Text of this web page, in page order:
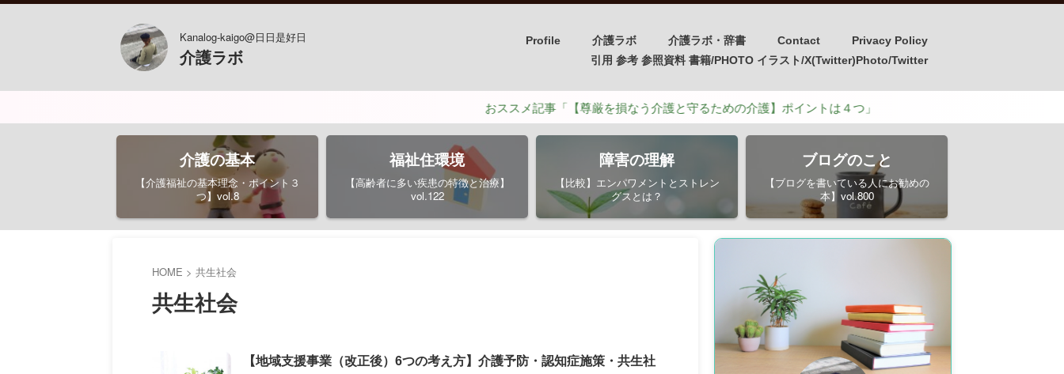
Kanalog-kaigo@日日是好日
介護ラボ
Profile 介護ラボ 介護ラボ・辞書 Contact
Privacy Policy
引用 参考 参照資料 書籍/PHOTO イラスト/X(Twitter)Photo/Twitter
おススメ記事「【尊厳を損なう介護と守るための介護】ポイントは４つ」
介護の基本
【介護福祉の基本理念・ポイント３
つ】vol.8
福祉住環境
【高齢者に多い疾患の特徴と治療】
vol.122
障害の理解
【比較】エンパワメントとストレン
グスとは？
ブログのこと
【ブログを書いている人にお勧めの
本】vol.800
HOME > 共生社会
共生社会
【地域支援事業（改正後）6つの考え方】介護予防・認知症施策・共生社